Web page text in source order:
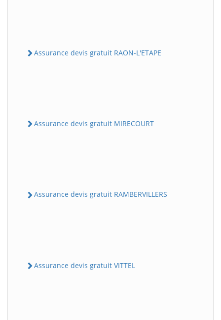
Assurance devis gratuit RAON-L'ETAPE
Assurance devis gratuit MIRECOURT
Assurance devis gratuit RAMBERVILLERS
Assurance devis gratuit VITTEL